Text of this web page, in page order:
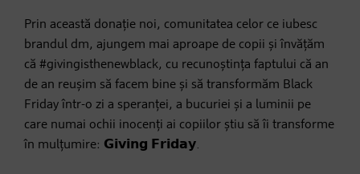
Prin această donație noi, comunitatea celor ce iubesc
brandul dm, ajungem mai aproape de copii și învățăm
că #givingisthenewblack, cu recunoștința faptului că an
de an reușim să facem bine și să transformăm Black
Friday într-o zi a speranței, a bucuriei și a luminii pe
care numai ochii inocenți ai copiilor știu să îi transforme
în mulțumire: 𝗚𝗶𝘃𝗶𝗻𝗴 𝗙𝗿𝗶𝗱𝗮𝘆.